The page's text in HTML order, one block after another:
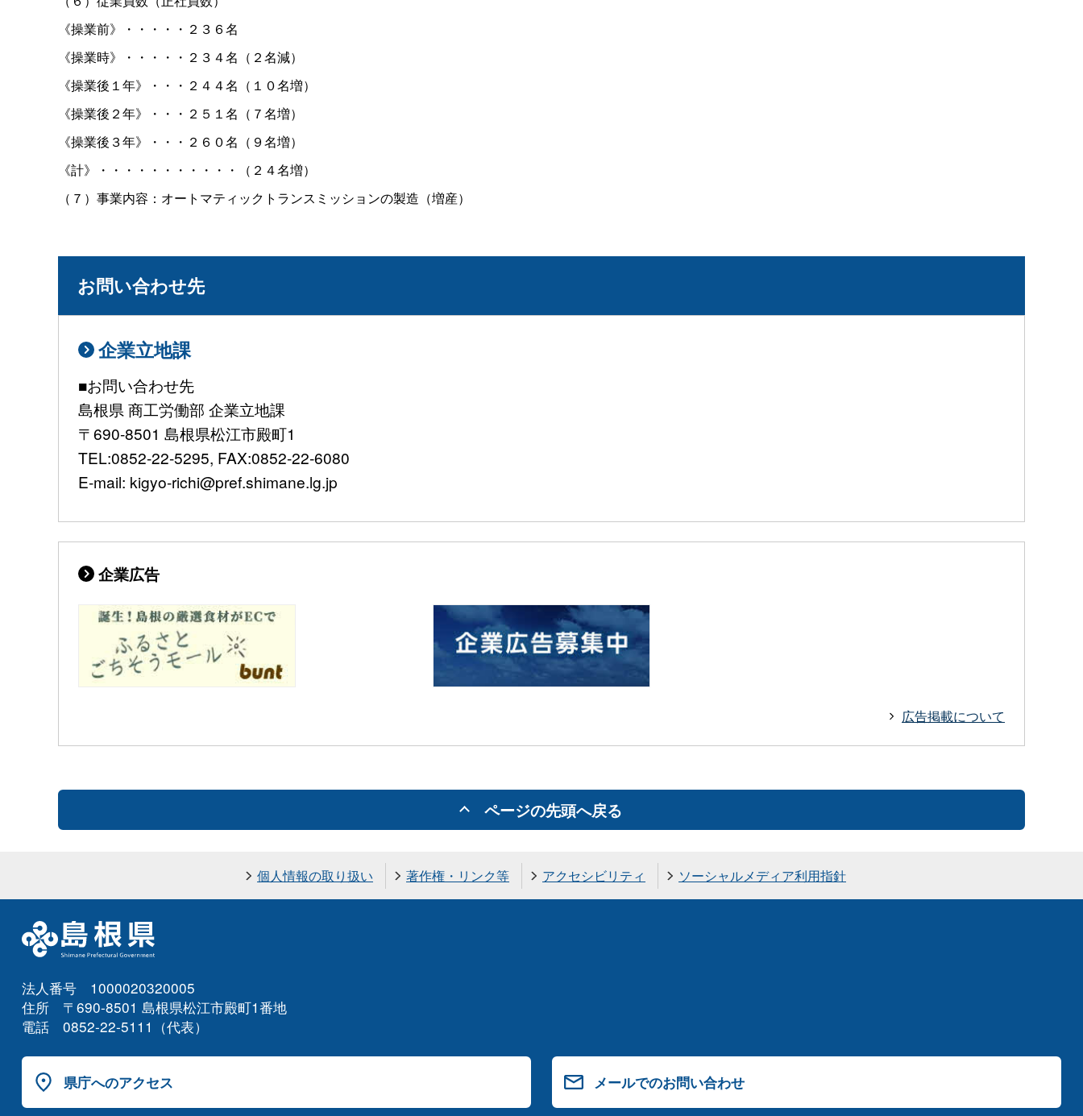
《操業前》・・・・・２３６名
《操業時》・・・・・２３４名（２名減）
《操業後１年》・・・２４４名（１０名増）
《操業後２年》・・・２５１名（７名増）
《操業後３年》・・・２６０名（９名増）
《計》・・・・・・・・・・・（２４名増）
（７）事業内容：オートマティックトランスミッションの製造（増産）
お問い合わせ先
企業立地課
■お問い合わせ先
島根県 商工労働部 企業立地課
〒690-8501 島根県松江市殿町1
TEL:0852-22-5295, FAX:0852-22-6080
E-mail: kigyo-richi@pref.shimane.lg.jp
企業広告
広告掲載について
ページの先頭へ戻る
個人情報の取り扱い 著作権・リンク等 アクセシビリティ ソーシャルメディア利用指針
法人番号 1000020320005
住所 〒690-8501 島根県松江市殿町1番地
電話 0852-22-5111（代表）
県庁へのアクセス メールでのお問い合わせ